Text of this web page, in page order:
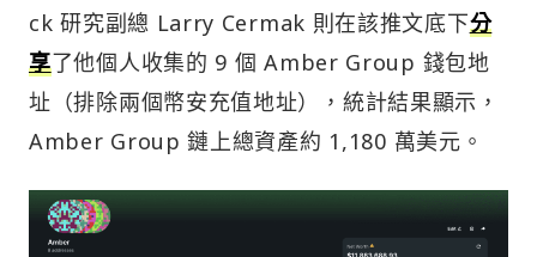
ck 研究副總 Larry Cermak 則在該推文底下分
享了他個人收集的 9 個 Amber Group 錢包地
址（排除兩個幣安充值地址），統計結果顯示，
Amber Group 鏈上總資產約 1,180 萬美元。